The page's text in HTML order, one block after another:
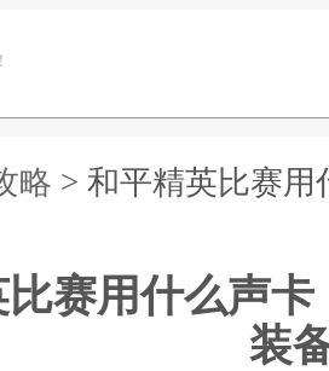
略 > 和平精英比赛
赛用什么声
装